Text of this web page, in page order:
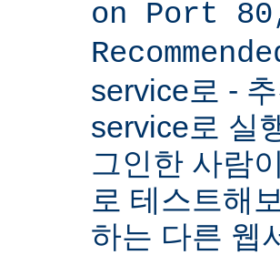
on Port
service로 -
service로 실
그인한 사람
로 테스트해
하는 다른 웹